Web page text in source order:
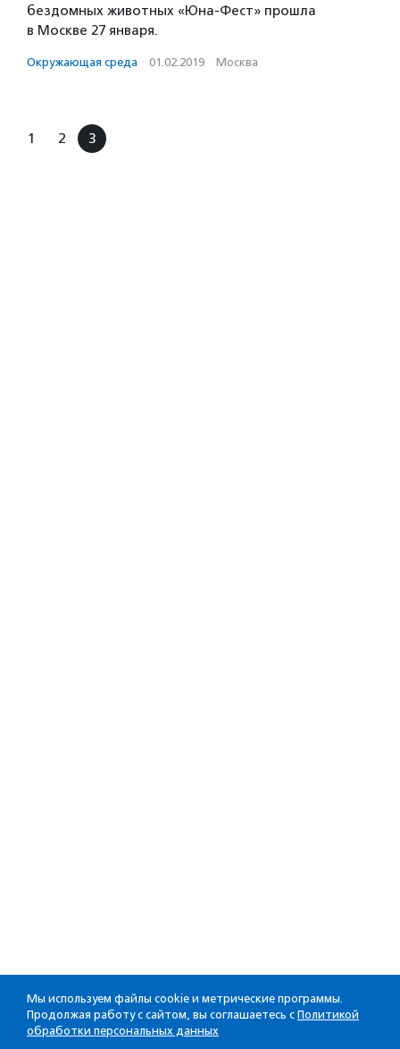
бездомных животных «Юна-Фест» прошла
в Москве 27 января.
Окружающая среда · 01.02.2019 · Москва
1 2 3
Мы используем файлы cookie и метрические программы.
Продолжая работу с сайтом, вы соглашаетесь с Политикой
обработки персональных данных